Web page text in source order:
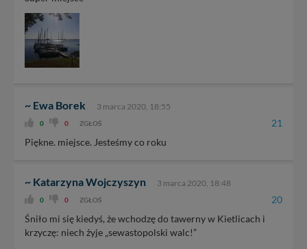
~ Ewa Borek 3 marca 2020, 18:55
0 0 ZGŁOŚ 21
Piękne. miejsce. Jesteśmy co roku
~ Katarzyna Wojczyszyn 3 marca 2020, 18:48
0 0 ZGŁOŚ 20
Śniło mi się kiedyś, że wchodzę do tawerny w Kietlicach i
krzyczę: niech żyje „sewastopolski walc!”